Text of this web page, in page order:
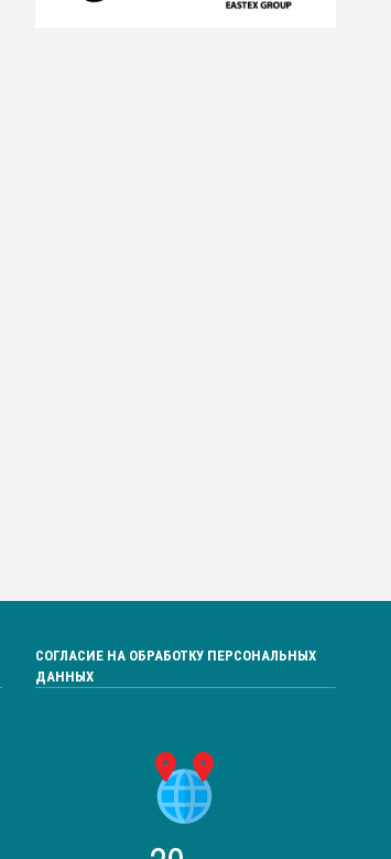
СОГЛАСИЕ НА ОБРАБОТКУ ПЕРСОНАЛЬНЫХ
ДАННЫХ